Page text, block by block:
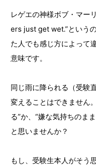
レゲエの神様ボブ・マー
ers just get wet.”という
た人でも感じ方によって
意味です。
同じ雨に降られる（受験
変えることはできません
る”か、“嫌な気持ちのま
と思いませんか？
もし、受験生本人がそう